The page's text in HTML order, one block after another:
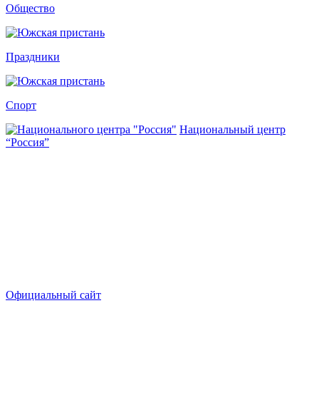
Общество
Праздники
Спорт
Национальный центр
“Россия”
Официальный сайт